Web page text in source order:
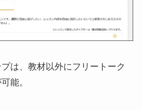
は、教材以外にフリートーク
能。